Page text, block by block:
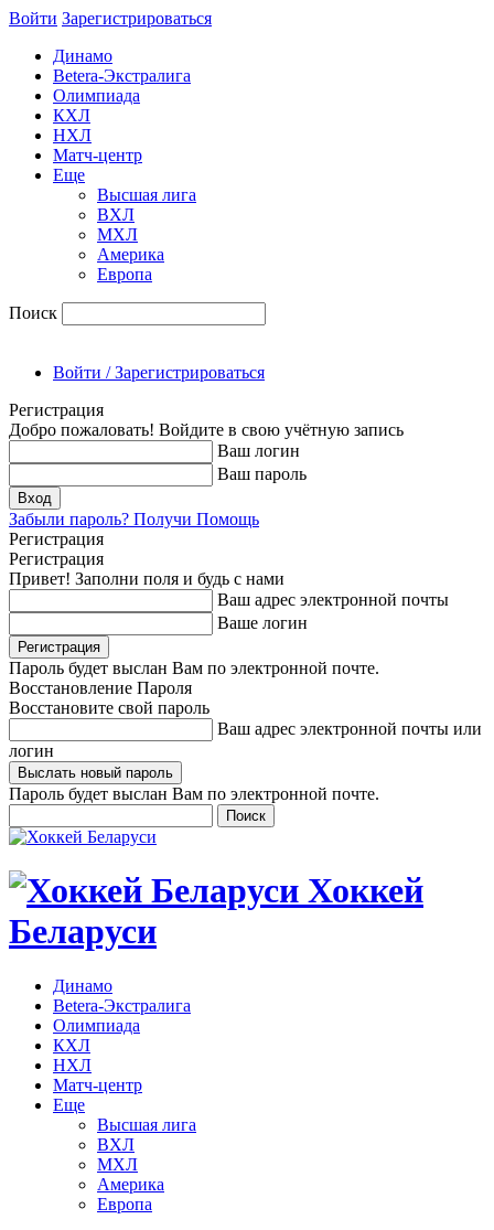
Войти Зарегиcтрироваться
Динамо
Betera-Экстралига
Олимпиада
КХЛ
НХЛ
Матч-центр
Еще
Высшая лига
ВХЛ
МХЛ
Америка
Европа
Поиск
Войти / Зарегистрироваться
Регистрация
Добро пожаловать! Войдите в свою учётную запись
Ваш логин
Ваш пароль
Забыли пароль? Получи Помощь
Регистрация
Регистрация
Привет! Заполни поля и будь с нами
Ваш адрес электронной почты
Ваше логин
Пароль будет выслан Вам по электронной почте.
Восстановление Пароля
Восстановите свой пароль
Ваш адрес электронной почты или
логин
Пароль будет выслан Вам по электронной почте.
Хоккей
Беларуси
Динамо
Betera-Экстралига
Олимпиада
КХЛ
НХЛ
Матч-центр
Еще
Высшая лига
ВХЛ
МХЛ
Америка
Европа